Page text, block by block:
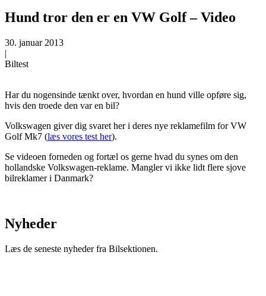
Hund tror den er en VW Golf – Video
30. januar 2013
|
Biltest
Har du nogensinde tænkt over, hvordan en hund ville opføre sig,
hvis den troede den var en bil?
Volkswagen giver dig svaret her i deres nye reklamefilm for VW
Golf Mk7 (læs vores test her).
Se videoen forneden og fortæl os gerne hvad du synes om den
hollandske Volkswagen-reklame. Mangler vi ikke lidt flere sjove
bilreklamer i Danmark?
Nyheder
Læs de seneste nyheder fra Bilsektionen.